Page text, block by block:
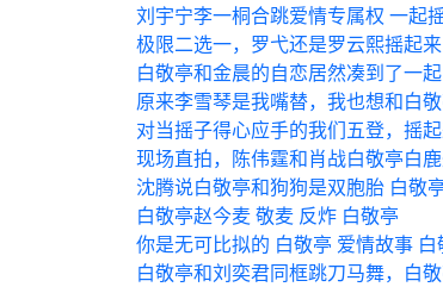
刘宇宁李一桐合跳爱情专属权 一起摇
极限二选一，罗弋还是罗云熙摇起
白敬亭和金晨的自恋居然凑到了一起
原来李雪琴是我嘴替，我也想和白
对当摇子得心应手的我们五登，摇
现场直拍，陈伟霆和肖战白敬亭白
沈腾说白敬亭和狗狗是双胞胎 白敬
白敬亭赵今麦 敬麦 反炸 白敬亭
你是无可比拟的 白敬亭 爱情故事 白
白敬亭和刘奕君同框跳刀马舞，白